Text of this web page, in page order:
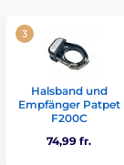
Halsband und
Empfänger Patpet
F200C
74,99 fr.